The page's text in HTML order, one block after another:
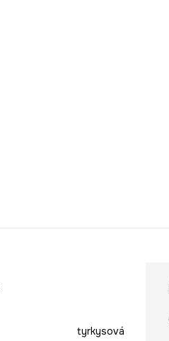
tyrkysová